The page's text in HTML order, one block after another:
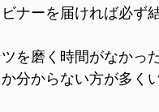
ナーを届ければ必ず
を磨く時間がなかった
分からない方が多く